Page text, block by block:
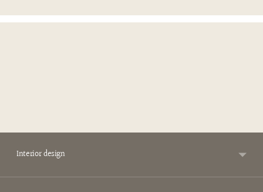
Interior design